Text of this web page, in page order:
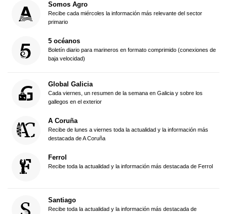
Somos Agro
Recibe cada miércoles la información más relevante del sector
primario
5 océanos
Boletín diario para marineros en formato comprimido (conexiones de
baja velocidad)
Global Galicia
Cada viernes, un resumen de la semana en Galicia y sobre los
gallegos en el exterior
A Coruña
Recibe de lunes a viernes toda la actualidad y la información más
destacada de A Coruña
Ferrol
Recibe toda la actualidad y la información más destacada de Ferrol
Santiago
Recibe toda la actualidad y la información más destacada de